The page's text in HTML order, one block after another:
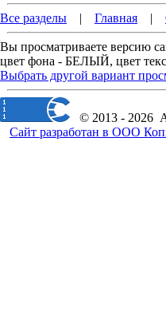
Все разделы | Главная |
Вы просматриваете версию
цвет фона - БЕЛЫЙ, цвет
Выбрать другой вариант
© 2013 - 2026
Сайт разработан в ООО